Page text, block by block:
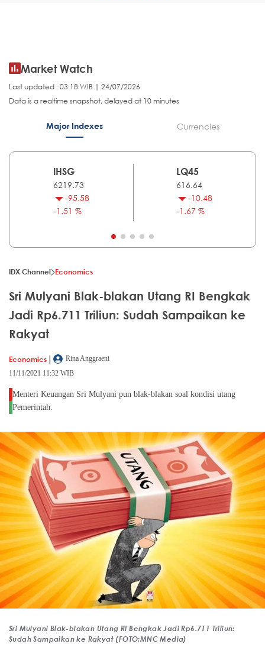
Market Watch
Last updated : 03.18 WIB | 24/07/2026
Data is a realtime snapshot, delayed at 10 minutes
Major Indexes Currencies
IHSG
6219.73
-95.58
-1.51 %
LQ45
616.64
-10.48
-1.67 %
IDX Channel Economics
Sri Mulyani Blak-blakan Utang RI Bengkak
Jadi Rp6.711 Triliun: Sudah Sampaikan ke
Rakyat
Economics |
Rina Anggraeni
11/11/2021 11:32 WIB
Menteri Keuangan Sri Mulyani pun blak-blakan soal kondisi utang
Pemerintah.
Sri Mulyani Blak-blakan Utang RI Bengkak Jadi Rp6.711 Triliun:
Sudah Sampaikan ke Rakyat (FOTO:MNC Media)